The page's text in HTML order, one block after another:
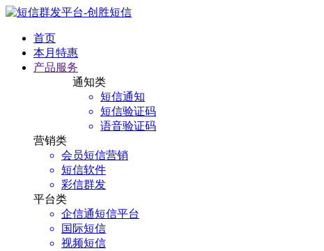
首页
本月特惠
产品服务
通知类
短信通知
短信验证码
语音验证码
营销类
会员短信营销
短信软件
彩信群发
平台类
企信通短信平台
国际短信
视频短信